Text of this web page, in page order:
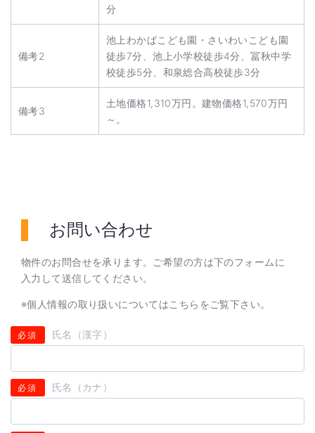
分
備考2
池上わかばこども園・さいわいこども園
徒歩7分、池上小学校徒歩4分、冨秋中学
校徒歩5分、和泉総合高校徒歩3分
備考3
土地価格1,310万円。建物価格1,570万円
～。
お問い合わせ
物件のお問合せを承ります。ご希望の方は下のフォームに
入力して送信してください。
※個人情報の取り扱いについてはこちら をご覧下さい。
必須 氏名（漢字）
必須 氏名（カナ）